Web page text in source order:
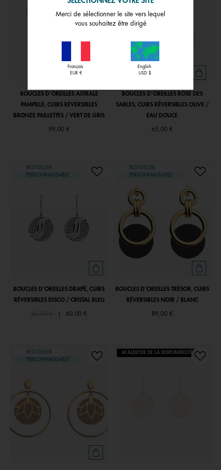
BOUCLES D'OREILLES ASTRALE
PAMPILLE, CUIRS RÉVERSIBLES
BRONZE PAILLETTES / VERT DE GRIS
99,00 €
BOUCLES D'OREILLES ROSE DES
SABLES, CUIRS RÉVERSIBLES OLIVE /
EAU DOUCE
65,00 €
BEST-SELLER
PERSONNALISABLE
BOUCLES D'OREILLES DRAPÉ, CUIRS
RÉVERSIBLES DISCO / CRISTAL BLEU
Price reduced from
65,00 € 60,00 €
BEST-SELLER
PERSONNALISABLE
BOUCLES D'OREILLES TRÉSOR, CUIRS
RÉVERSIBLES NOIR / BLANC
89,00 €
BEST-SELLER
PERSONNALISABLE
M'ALERTER DE LA DISPONIBILITÉ
Merci de sélectionner le site vers lequel
vous souhaitez être dirigé
Français
EUR €
English
USD $